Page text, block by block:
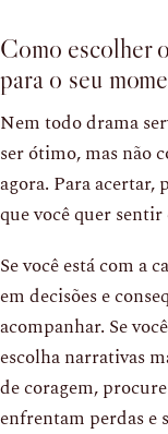
Como escolher
para o seu
Nem todo drama
ser ótimo, mas não
agora. Para acertar,
que você quer
Se você está com a
em decisões e
acompanhar. Se
escolha narrativas
de coragem,
enfrentam perdas e